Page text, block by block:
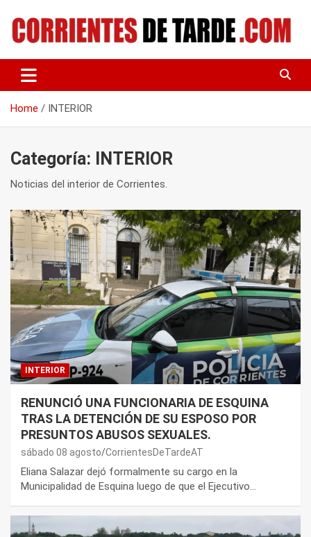
content
CORRIENTES DE TARDE
Home INTERIOR
Categoría: INTERIOR
Noticias del interior de Corrientes.
INTERIOR
RENUNCIÓ UNA FUNCIONARIA DE ESQUINA
TRAS LA DETENCIÓN DE SU ESPOSO POR
PRESUNTOS ABUSOS SEXUALES.
sábado 08 agosto CorrientesDeTardeAT
Eliana Salazar dejó formalmente su cargo en la
Municipalidad de Esquina luego de que el Ejecutivo…